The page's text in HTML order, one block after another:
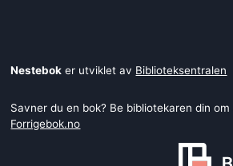
Nestebok er utviklet av Biblioteksentralen
Savner du en bok? Be bibliotekaren din
Forrigebok.no